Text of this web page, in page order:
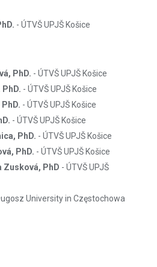
- ÚTVŠ UPJŠ Košice
PhD. - ÚTVŠ UPJŠ Košice
- ÚTVŠ UPJŠ Košice
- ÚTVŠ UPJŠ Košice
- ÚTVŠ UPJŠ Košice
PhD. - ÚTVŠ UPJŠ Košice
PhD. - ÚTVŠ UPJŠ Košice
Zusková, PhD - ÚTVŠ UPJŠ
University in Częstochowa